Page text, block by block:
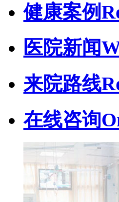
健康案例
医院新闻
来院路线
在线咨询